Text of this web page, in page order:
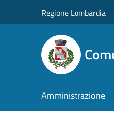
Regione Lombardia
Amministrazione